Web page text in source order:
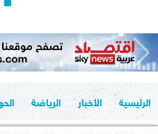
الرئيسية الأخبار الرياضة